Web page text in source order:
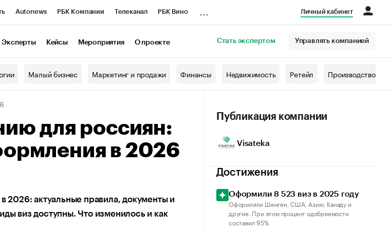
Autonews РБК Компании Телеканал РБК Вино Личный кабинет
Эксперты Кейсы Мероприятия О проекте Стать экспертом Управлять компанией
Малый бизнес Маркетинг и продажи Финансы Недвижимость Ретейл Производство
для россиян:
в 2026
2026: актуальные правила, документы и
виз доступны. Что изменилось и как
Публикация компании
Visateka
Достижения
Оформили 8 523 виз в 2025 году
Оформляли Шенген, США, Азию, Канаду и
другие. При этом процент одобряемости
составил 95%